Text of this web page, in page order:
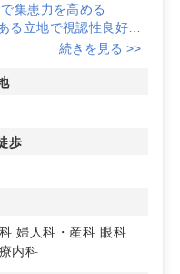
集患力を高める
る立地で視認性良好。
クセスがしやすい環境
レベーターでスムーズ
すい環境
耳鼻咽喉科を含む複数
。
ジュール感
続きを見る >>
歩
婦人科・産科 眼科
内科